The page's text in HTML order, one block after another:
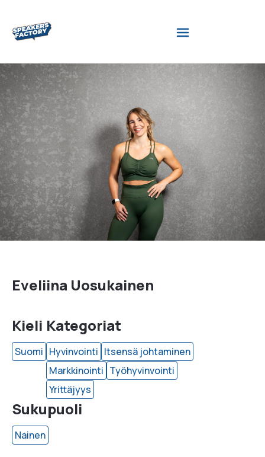
Eveliina Uosukainen
Kieli
Suomi
Kategoriat
Hyvinvointi Itsensä johtaminen
Markkinointi Työhyvinvointi
Yrittäjyys
Sukupuoli
Nainen